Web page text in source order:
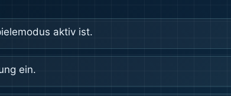
aktiv ist.
ein.